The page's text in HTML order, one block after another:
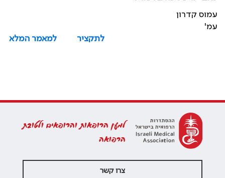
עמוס קדרון
עמ'
לתקציר
למאמר המלא
למען הרופאות והרופאים ולטובת
הרפואה
צרו קשר